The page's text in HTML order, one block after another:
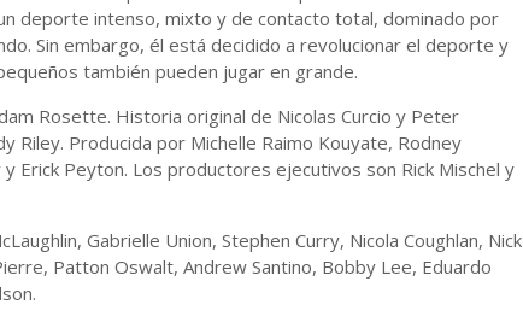
deporte intenso, mixto y de contacto total, dominado por
Sin embargo, él está decidido a revolucionar el deporte y
también pueden jugar en grande.
Rosette. Historia original de Nicolas Curcio y Peter
Riley. Producida por Michelle Raimo Kouyate, Rodney
Erick Peyton. Los productores ejecutivos son Rick Mischel y
Gabrielle Union, Stephen Curry, Nicola Coughlan, Nick
Patton Oswalt, Andrew Santino, Bobby Lee, Eduardo